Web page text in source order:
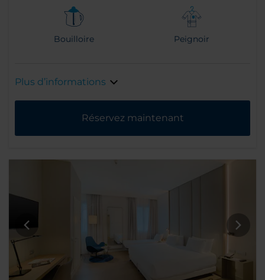
Bouilloire Peignoir
Plus d’informations
Réservez maintenant